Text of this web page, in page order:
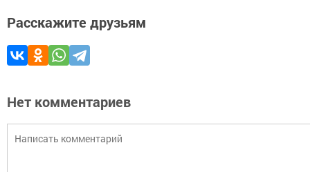
Расскажите друзьям
Нет комментариев